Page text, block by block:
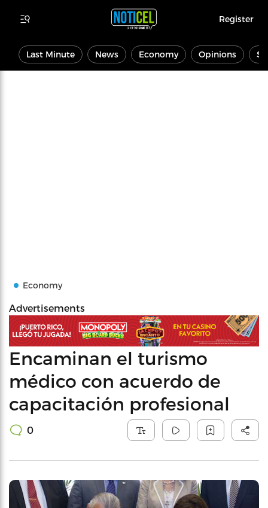
Register
Last Minute News Economy Opinions
Economy
Advertisements
Encaminan el turismo
médico con acuerdo de
capacitación profesional
0